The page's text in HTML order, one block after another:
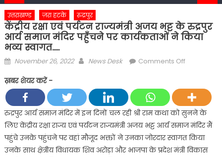
उत्तराखण्ड ज़रा हटके रुद्रपुर
केंद्रीय रक्षा एवं पर्यटन राज्यमंत्री अजय भट्ट के रुद्रपुर
आर्य समाज मंदिर पहुँचने पर कार्यकताओं ने किया
भव्य स्वागत…..
Posted
November 26, 2022 Author
News Desk Comments Offon
एवं
पर्यटन
राज्यमंत्री
अजय
भट्ट
के
ख़बर शेयर करें -
रुद्रपुर आर्य समाज मंदिर में इन दिनों चल रही श्री राम कथा को सुनने के
लिए केंद्रीय रक्षा राज्य एवं पर्यटन राज्यमंत्री अजय भट्ट आर्य समाज मंदिर मैं
पहुंचे उनके पहुंचने पर वहां मौजूद भक्तों ने उनका जोरदार स्वागत किया
उनके साथ क्षेत्रीय विधायक शिव अरोड़ा और भाजपा के प्रदेश मंत्री विकास